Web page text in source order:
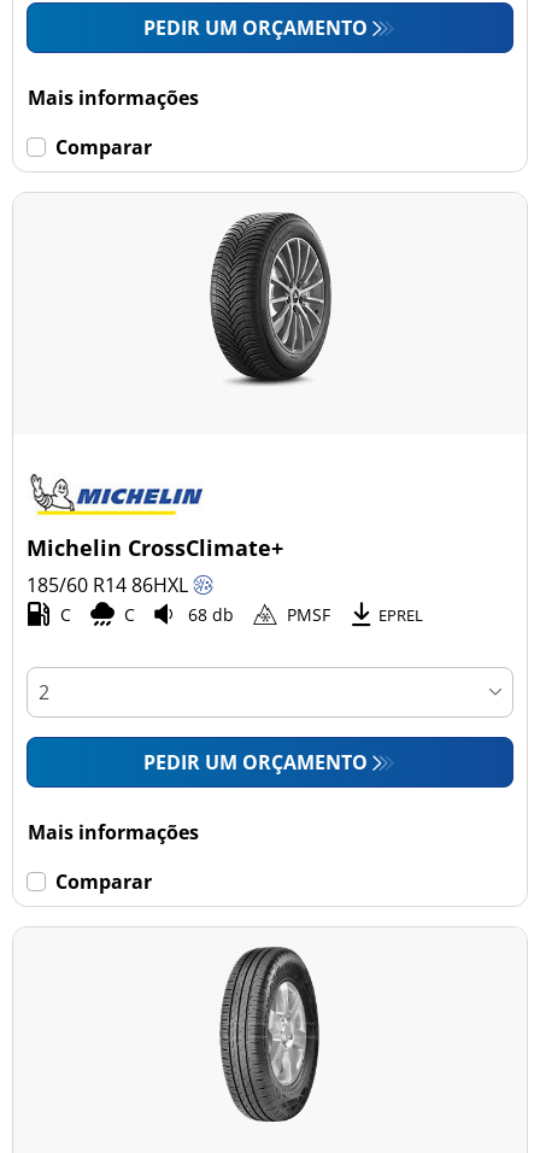
PEDIR UM ORÇAMENTO
Mais informações
Comparar
Michelin CrossClimate+
185/60 R1486HXL
C C 68 db PMSF EPREL
PEDIR UM ORÇAMENTO
Mais informações
Comparar